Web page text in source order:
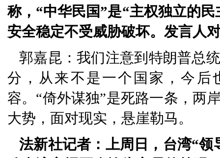
称，“中华民国”是“主权独立的
安全稳定不受威胁破坏。发言人
郭嘉昆：我们注意到特朗普总
分，从来不是一个国家，今后
容。“倚外谋独”是死路一条，两
大势，面对现实，悬崖勒马。
法新社记者：上周日，台湾“